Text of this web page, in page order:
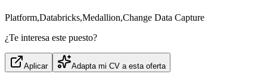
Platform,Databricks,Medallion,Change Data Capture
¿Te interesa este puesto?
Aplicar Adapta mi CV a esta oferta